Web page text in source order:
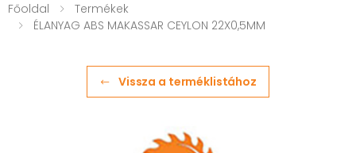
Főoldal
Termékek
ÉLANYAG ABS MAKASSAR CEYLON 22X0,5MM
Vissza a terméklistához